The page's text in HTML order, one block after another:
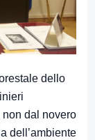
dello
dal novero
dell’ambiente